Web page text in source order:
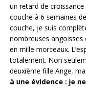
un retard de
couche à 6 semaines
couche, je suis
nombreuses angoisses
en mille morceaux.
totalement. Non
deuxième fille Ange,
à une évidence : je